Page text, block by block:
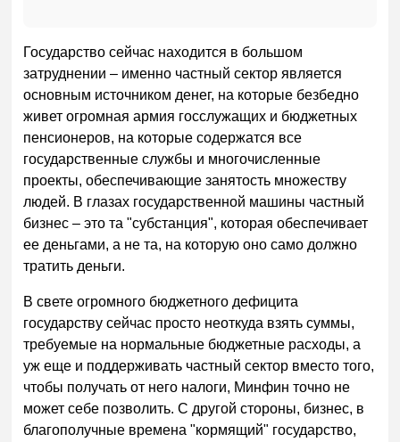
Государство сейчас находится в большом
затруднении – именно частный сектор является
основным источником денег, на которые безбедно
живет огромная армия госслужащих и бюджетных
пенсионеров, на которые содержатся все
государственные службы и многочисленные
проекты, обеспечивающие занятость множеству
людей. В глазах государственной машины частный
бизнес – это та "субстанция", которая обеспечивает
ее деньгами, а не та, на которую оно само должно
тратить деньги.
В свете огромного бюджетного дефицита
государству сейчас просто неоткуда взять суммы,
требуемые на нормальные бюджетные расходы, а
уж еще и поддерживать частный сектор вместо того,
чтобы получать от него налоги, Минфин точно не
может себе позволить. С другой стороны, бизнес, в
благополучные времена "кормящий" государство,